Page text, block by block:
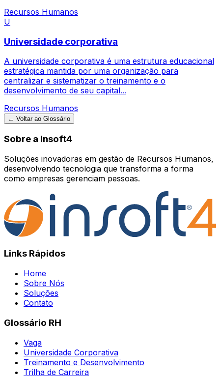
Recursos Humanos
U
Universidade corporativa
A universidade corporativa é uma estrutura educacional
estratégica mantida por uma organização para
centralizar e sistematizar o treinamento e o
desenvolvimento de seu capital...
Recursos Humanos
← Voltar ao Glossário
Sobre a Insoft4
Soluções inovadoras em gestão de Recursos Humanos,
desenvolvendo tecnologia que transforma a forma
como empresas gerenciam pessoas.
Links Rápidos
Home
Sobre Nós
Soluções
Contato
Glossário RH
Vaga
Universidade Corporativa
Treinamento e Desenvolvimento
Trilha de Carreira